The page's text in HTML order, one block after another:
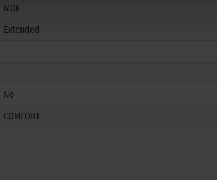
MOE
Extended
No
COMFORT